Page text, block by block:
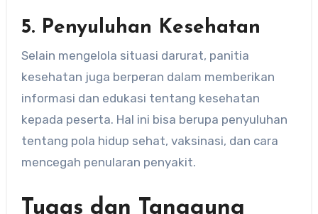
5. Penyuluhan Kesehatan
Selain mengelola situasi darurat, panitia
kesehatan juga berperan dalam memberikan
informasi dan edukasi tentang kesehatan
kepada peserta. Hal ini bisa berupa penyuluhan
tentang pola hidup sehat, vaksinasi, dan cara
mencegah penularan penyakit.
Tugas dan Tanggung